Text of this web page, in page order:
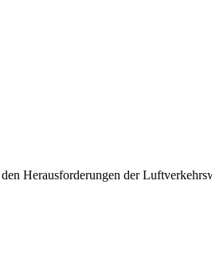
Herausforderungen der